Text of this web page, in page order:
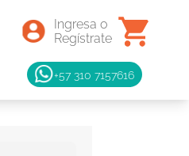
+57 310 7157616